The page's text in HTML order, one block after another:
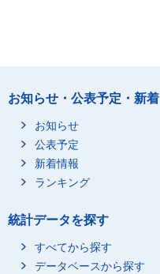
お知らせ・公表予定・新着
お知らせ
公表予定
新着情報
ランキング
統計データを探す
すべてから探す
データベースから探す